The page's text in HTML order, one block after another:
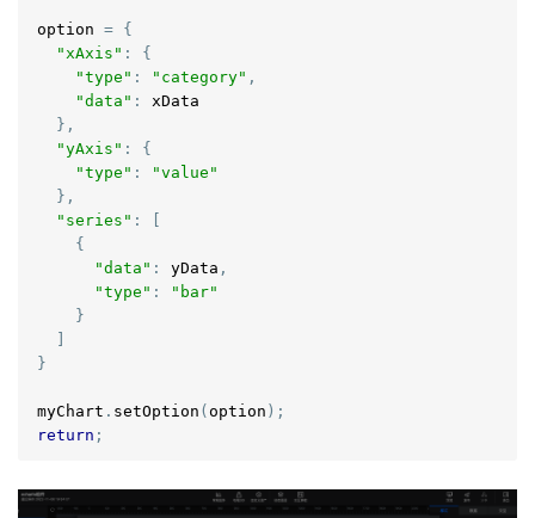
option = {
"xAxis" :
{
"type" : "category" ,
"data" :
xData
},
"yAxis" :
{
"type" :
"value"
},
"series" :
{
"data" : yData ,
"type" :
"bar"
}
}
myChart . setOption ( option );
return ;